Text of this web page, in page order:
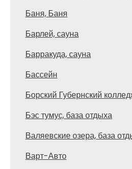
Баня, Баня
Барлей, сауна
Барракуда, сауна
Бассейн
Борский Губернский
Бэс тумус, база отдыха
Валяевские озера, база
Варт-Авто